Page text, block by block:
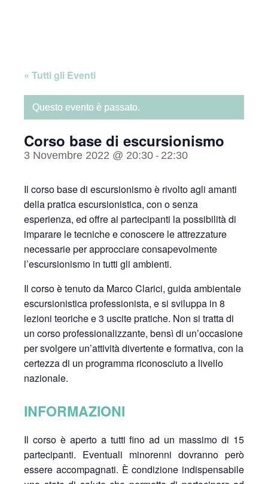
« Tutti gli Eventi
Questo evento è passato.
Corso base di escursionismo
3 Novembre 2022 @ 20:30 - 22:30
Il corso base di escursionismo è rivolto agli amanti
della pratica escursionistica, con o senza
esperienza, ed offre ai partecipanti la possibilità di
imparare le tecniche e conoscere le attrezzature
necessarie per approcciare consapevolmente
l’escursionismo in tutti gli ambienti.
Il corso è tenuto da Marco Clarici, guida ambientale
escursionistica professionista, e si sviluppa in 8
lezioni teoriche e 3 uscite pratiche. Non si tratta di
un corso professionalizzante, bensì di un’occasione
per svolgere un’attività divertente e formativa, con la
certezza di un programma riconosciuto a livello
nazionale.
INFORMAZIONI
Il corso è aperto a tutti fino ad un massimo di 15
partecipanti. Eventuali minorenni dovranno però
essere accompagnati. È condizione indispensabile